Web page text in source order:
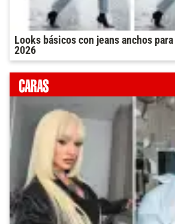
Looks básicos con jeans anchos
2026